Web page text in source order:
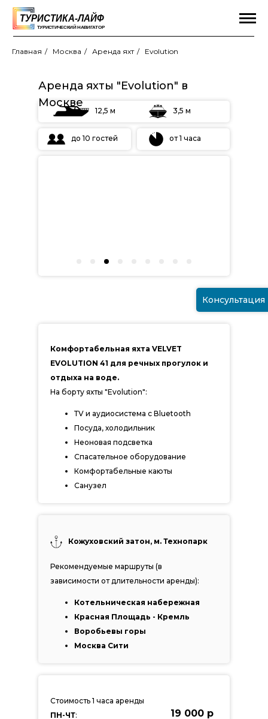
Главная / Москва / Аренда яхт / Evolution
12,5 м 3,5 м
до 10 гостей от 1 часа
Аренда яхты "Evolution" в
Москве
Рекомендуемые маршруты (в
зависимости от длительности аренды):
Котельническая набережная
Красная Площадь - Кремль
Воробьевы горы
Москва Сити
Кожуховский затон, м. Технопарк
Комфортабельная яхта VELVET
EVOLUTION 41 для речных прогулок и
отдыха на воде.
На борту яхты "Evolution":
ТV и аудиосистема с Вluеtооth
Посуда, холодильник
Неоновая подсветка
Спасательное оборудование
Комфортабельные каюты
Санузел
19 000 р
Стоимость 1 часа аренды
ПН-ЧТ:
Консультация